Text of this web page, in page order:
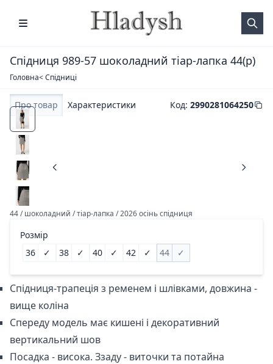
Спідниця 989-57 шоколадний тіар-лапка 44(р)
Головна< Спідниці
Про товар Характеристики Код: 2990281064250
44 / шоколадний / тіар-лапка / 2026 осінь спідниця
Розмір
36
✓ 38 ✓ 40 ✓ 42 ✓ 44 ✓
Спідниця-трапеція з ременем і шлівками, довжина -
вище коліна
Спереду модель має кишені і декоративний
вертикальний шов
Посадка - висока. Ззаду - виточки та потайна